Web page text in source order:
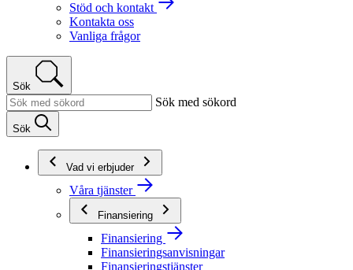
Stöd och kontakt
Kontakta oss
Vanliga frågor
Sök
Sök med sökord
Sök
Vad vi erbjuder
Våra tjänster
Finansiering
Finansiering
Finansieringsanvisningar
Finansieringstjänster